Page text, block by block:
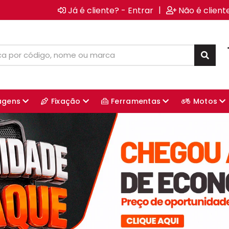
Já é cliente? - Entrar | Não é
Fixação Ferramentas Motos